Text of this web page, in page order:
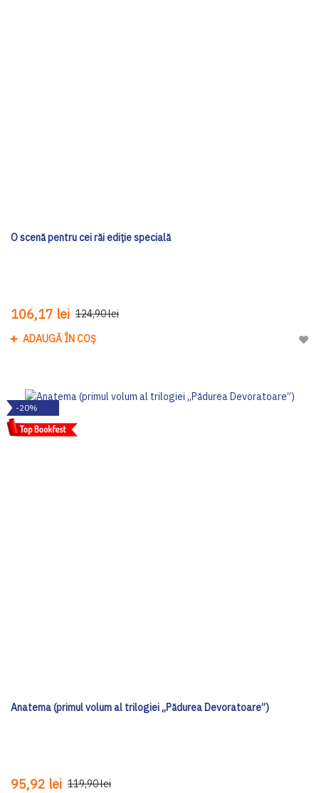
O scenă pentru cei răi ediţie specială
106,17 lei 124,90 lei
ADAUGĂ ÎN COȘ
-20%
Anatema (primul volum al trilogiei „Pădurea Devoratoare”)
95,92 lei 119,90 lei